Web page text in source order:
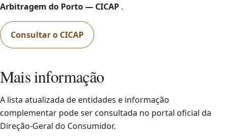
Arbitragem do Porto — CICAP .
Consultar o CICAP
Mais informação
A lista atualizada de entidades e informação
complementar pode ser consultada no portal oficial da
Direção-Geral do Consumidor.